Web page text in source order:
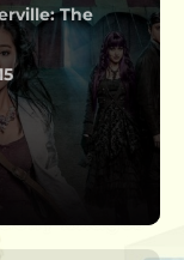
The